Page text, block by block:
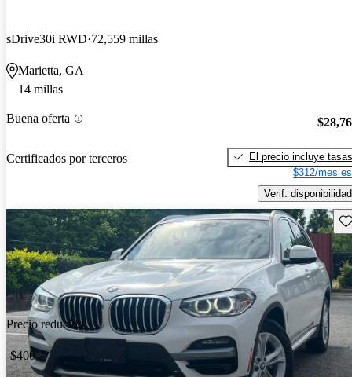
sDrive30i RWD 72,559 millas
Marietta, GA
14 millas
Buena oferta
Certificados por terceros
El precio incluye tasas
$312/mes
Verif. disponibilidad
Precio reducido
-$400